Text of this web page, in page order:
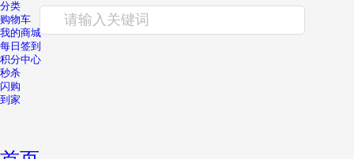
请输入关键词
分类
购物车
我的商城
每日签到
积分中心
秒杀
闪购
到家